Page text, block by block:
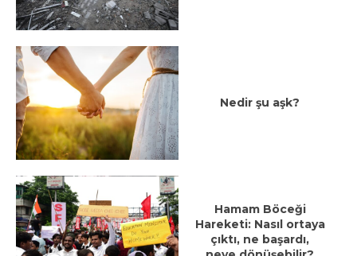
Nedir şu aşk?
Hamam Böceği
Hareketi: Nasıl ortaya
çıktı, ne başardı,